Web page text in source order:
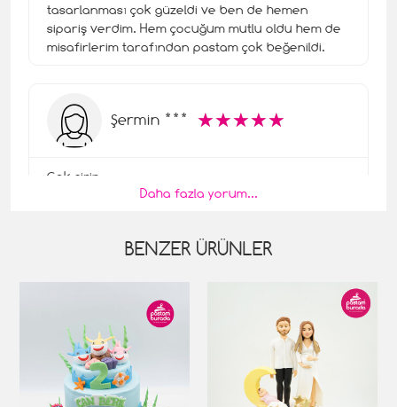
tasarlanması çok güzeldi ve ben de hemen
sipariş verdim. Hem çocuğum mutlu oldu hem de
misafirlerim tarafından pastam çok beğenildi.
Şermin *** ☆☆☆☆☆
★★★★★
Çok şirin
sipariş verdiğimiz pastamız çok tazeydi, Adresime
Nalan *** ☆★
Şahane
Daha fazla yorum...
BENZER ÜRÜNLER